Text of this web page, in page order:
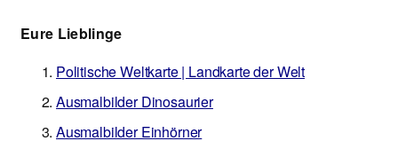
Eure Lieblinge
Politische Weltkarte | Landkarte der Welt
Ausmalbilder Dinosaurier
Ausmalbilder Einhörner